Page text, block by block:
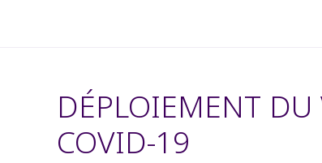
DÉPLOIEMENT
COVID-19